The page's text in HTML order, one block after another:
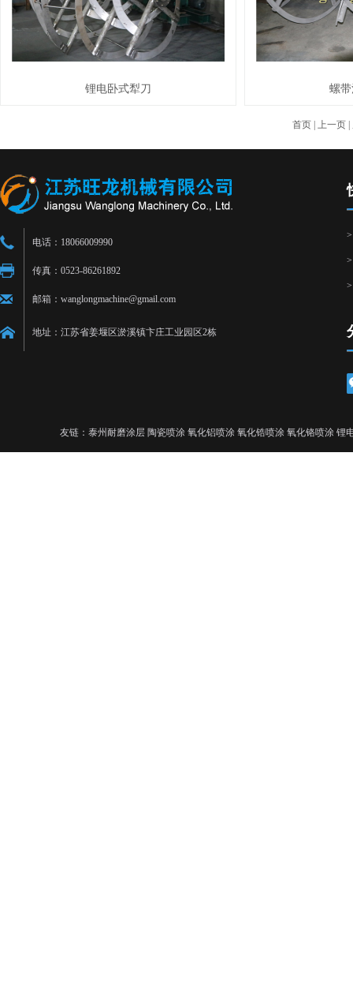
锂电卧式犁刀 螺
首页| 上一页|
电话：18066009990
传真：0523-86261892
邮箱：wanglongmachine@gmail.com
地址：江苏省姜堰区淤溪镇卞庄工业园区2栋
友链：泰州耐磨涂层 陶瓷喷涂 氧化铝喷涂 氧化锆喷涂 氧化铬喷涂